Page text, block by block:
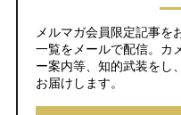
メルマガ会員限定記事を
一覧をメールで配信。カ
ー案内等、知的武装をし
お届けします。